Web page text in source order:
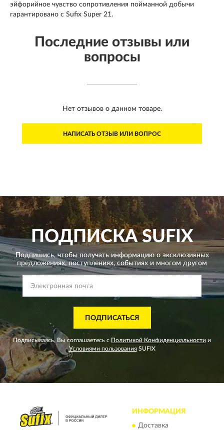
эйфорийное чувство сопротивления пойманной добычи
гарантировано с Sufix Super 21.
Последние отзывы или
вопросы
Нет отзывов о данном товаре.
НАПИСАТЬ ОТЗЫВ ИЛИ ВОПРОС
ПОДПИСКАSUFIX
Подпишись, чтобы получать информацию о эксклюзивных
предложениях,поступлениях, событиях и многом другом
ПОДПИСАТЬСЯ
Подписываясь, Вы соглашаетесь с Политикой Конфиденциальности и
Условиями пользованияSUFIX
ИНФОРМАЦИЯ
Доставка